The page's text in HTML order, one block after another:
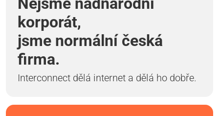
korporát,
jsme normální česká
firma.
Interconnect dělá internet a dělá ho dobře.